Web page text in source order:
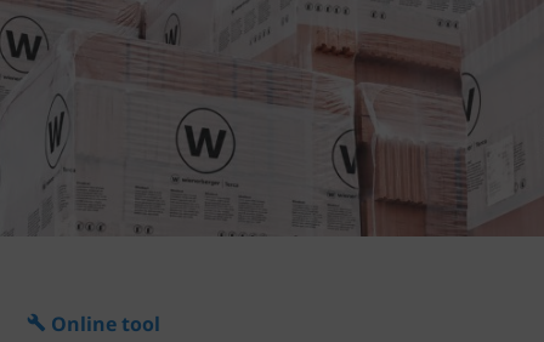
Online tool